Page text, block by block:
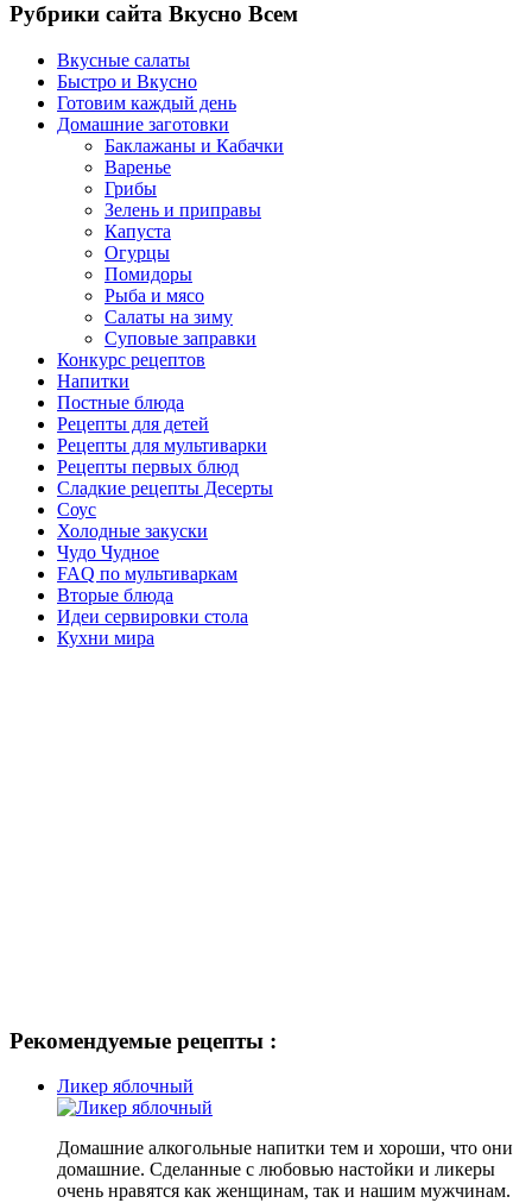
Рубрики сайта Вкусно Всем
Вкусные салаты
Быстро и Вкусно
Готовим каждый день
Домашние заготовки
Баклажаны и Кабачки
Варенье
Грибы
Зелень и приправы
Капуста
Огурцы
Помидоры
Рыба и мясо
Салаты на зиму
Суповые заправки
Конкурс рецептов
Напитки
Постные блюда
Рецепты для детей
Рецепты для мультиварки
Рецепты первых блюд
Сладкие рецепты Десерты
Соус
Холодные закуски
Чудо Чудное
FAQ по мультиваркам
Вторые блюда
Идеи сервировки стола
Кухни мира
Рекомендуемые рецепты :
Ликер яблочный
Домашние алкогольные напитки тем и хороши, что они
домашние. Сделанные с любовью настойки и ликеры
очень нравятся как женщинам, так и нашим мужчинам.